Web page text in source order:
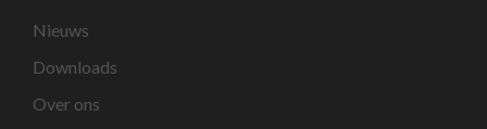
Nieuws
Downloads
Over ons